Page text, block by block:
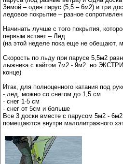
Зимой – один парус (5,5 – 6м2) и три
ледовое покрытие – разное
Начинать лучше с того покрытия,
первым встает – Лед
(на этой неделе пока еще не обещают,
Скорость по льду при парусе 5,5м2
лыжника с кайтом 7м2 - 9м2. но
конце)
Итак, для полноценного катания под
- лед, можно со снегом до 1,5 см
- снег 1-5 см
- снег от 5см и больше
Все 3 доски вместе с парусом 5м2 -
помещаются внутри малолитражного